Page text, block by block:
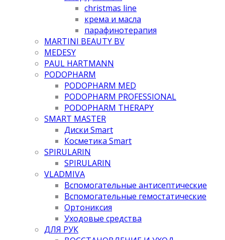
christmas line
крема и масла
парафинотерапия
MARTINI BEAUTY BV
MEDESY
PAUL HARTMANN
PODOPHARM
PODOPHARM MED
PODOPHARM PROFESSIONAL
PODOPHARM THERAPY
SMART MASTER
Диски Smart
Косметика Smart
SPIRULARIN
SPIRULARIN
VLADMIVA
Вспомогательные антисептические
Вспомогательные гемостатические
Ортониксия
Уходовые средства
ДЛЯ РУК